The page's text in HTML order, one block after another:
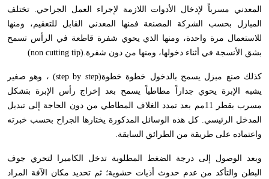
المعدني مسرباً لإدخال الأدوات اللازمة لإجراء العمل الجراحي. تختلف
المبازل بحسب الشركة المصنعة فمنها المعدني القابل للتعقيم، ومنها
للاستعمال مرة واحدة، ومنها الذي يحوي شفرة قاطعة في الرأس تسمح
بشق الأنسجة في أثناء دخولها، ومنها من دون شفرة(non cutting tip).
كذلك صنع مبزل يسمح بالدخول خطوة خطوة(step by step) ، وهو صغير
يشبه الإبرة يحوي جداراً مطاطياً يسمح بعد إخراج رأس الإبرة بتشكل
مسرب بقطر 11مم بعد تمدد الغلاف المطاطي من دون الحاجة إلى تبديل
المدخل الرئيسي. كل هذه الوسائل المذكورة يختارها الجراح بحسب خبرته
واعتماده على طريقة من الطرائق السابقة.
وبعد الوصول إلى درجة الضغط المطلوبة تدخل الكاميرا لتحري جوف
البطن والتأكد من عدم حدوث أذيات حشوية؛ ثم تحديد مكان الآفة المراد